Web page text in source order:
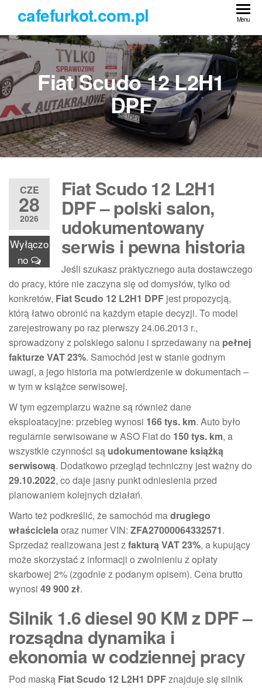
treści
cafefurkot.com.pl Menu
Fiat Scudo 12 L2H1
DPF
CZE
28
2026
Wyłączo
no
Fiat Scudo 12 L2H1
DPF – polski salon,
udokumentowany
serwis i pewna historia
Jeśli szukasz praktycznego auta dostawczego
do pracy, które nie zaczyna się od domysłów, tylko od
konkretów, Fiat Scudo 12 L2H1 DPF jest propozycją,
którą łatwo obronić na każdym etapie decyzji. To model
zarejestrowany po raz pierwszy 24.06.2013 r.,
sprowadzony z polskiego salonu i sprzedawany na pełnej
fakturze VAT 23%. Samochód jest w stanie godnym
uwagi, a jego historia ma potwierdzenie w dokumentach –
w tym w książce serwisowej.
W tym egzemplarzu ważne są również dane
eksploatacyjne: przebieg wynosi 166 tys. km. Auto było
regularnie serwisowane w ASO Fiat do 150 tys. km, a
wszystkie czynności są udokumentowane książką
serwisową. Dodatkowo przegląd techniczny jest ważny do
29.10.2022, co daje jasny punkt odniesienia przed
planowaniem kolejnych działań.
Warto też podkreślić, że samochód madrugiego
właścicielaoraz numer VIN: ZFA27000064332571.
Sprzedaż realizowana jest zfakturą VAT 23%, a kupujący
może skorzystać z informacji o zwolnieniu z opłaty
skarbowej 2% (zgodnie z podanym opisem). Cena brutto
wynosi 49 900 zł.
Silnik 1.6 diesel 90 KM z DPF –
rozsądna dynamika i
ekonomia w codziennej pracy
Pod maską Fiat Scudo 12 L2H1 DPFznajduje się silnik